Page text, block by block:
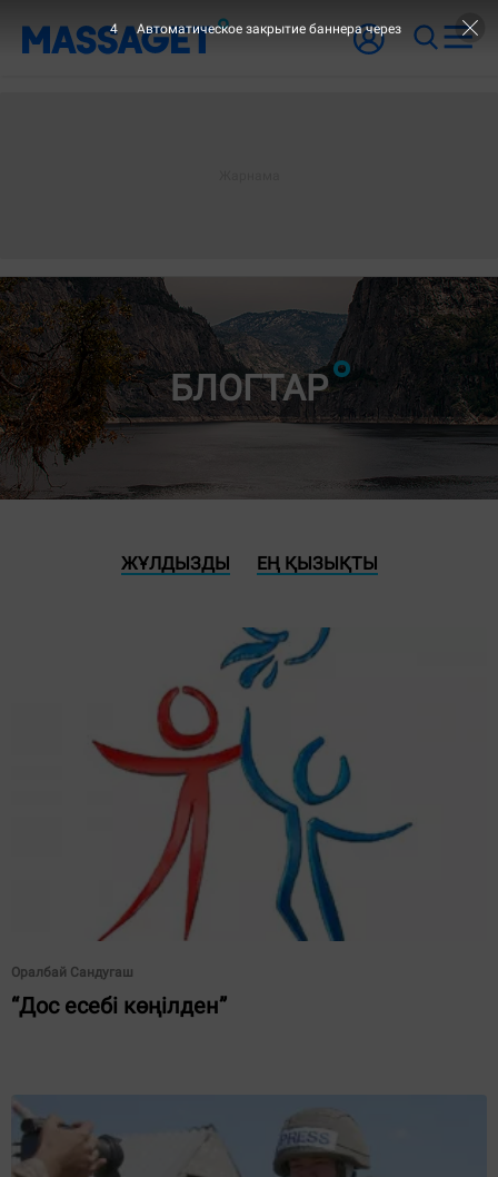
БЛОГТАР-
ЖҰЛДЫЗДЫ ЕҢ ҚЫЗЫҚТЫ
Оралбай Сандугаш
“Дос есебі көңілден”
2 Автоматическое закрытие баннера через